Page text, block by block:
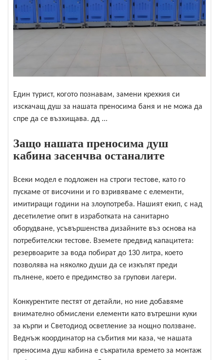
Един турист, когото познавам, замени крехкия си
изскачащ душ за нашата преносима баня и не можа да
спре да се възхищава. дд ...
Защо нашата преносима душ
кабина засенчва останалите
Всеки модел е подложен на строги тестове, като го
пускаме от височини и го взривяваме с елементи,
имитиращи години на злоупотреба. Нашият екип, с над
десетилетие опит в изработката на санитарно
оборудване, усъвършенства дизайните въз основа на
потребителски тестове. Вземете предвид капацитета:
резервоарите за вода побират до 130 литра, което
позволява на няколко души да се изкъпят преди
пълнене, което е предимство за групови лагери.
Конкурентите пестят от детайли, но ние добавяме
внимателно обмислени елементи като вътрешни куки
за кърпи и Светодиод осветление за нощно ползване.
Веднъж координатор на събития ми каза, че нашата
преносима душ кабина е съкратила времето за монтаж